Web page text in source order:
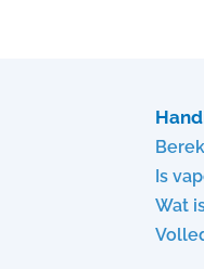
Is
Wat